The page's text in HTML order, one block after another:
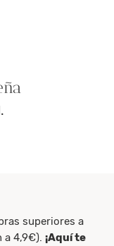
superiores a
4,9€). ¡Aquí te